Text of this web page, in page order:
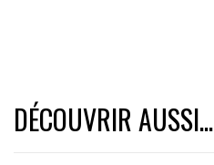
DÉCOUVRIR AUSSI...